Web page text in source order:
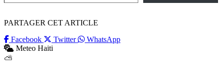
PARTAGER CET ARTICLE
Facebook
Twitter
WhatsApp
Meteo Haiti
⛅